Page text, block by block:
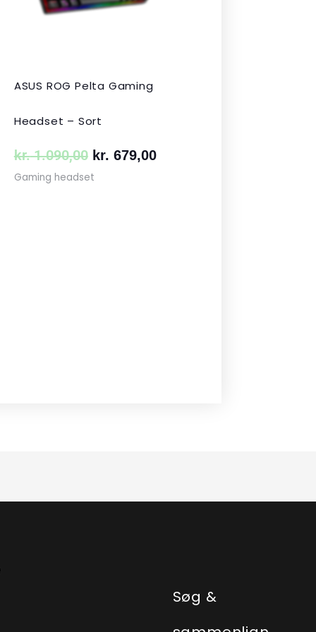
ASUS ROG Pelta Gaming
Headset – Sort
kr.1.090,00 kr. 679,00
Gaming headset
Søg &